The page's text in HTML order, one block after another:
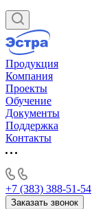
Продукция
Компания
Проекты
Обучение
Документы
Поддержка
Контакты
+7 (383) 388-51-54
Заказать звонок